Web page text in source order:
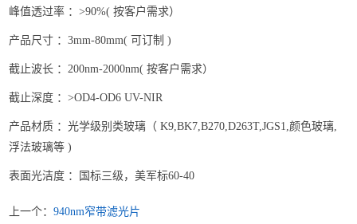
峰值透过率 ：>90%( 按客户需求）
产品尺寸 ：3mm-80mm( 可订制 )
截止波长 ：200nm-2000nm( 按客户需求）
截止深度 ：>OD4-OD6 UV-NIR
产品材质 ：光学级别类玻璃（ K9,BK7,B270,D263T,JGS1,颜色玻璃,
浮法玻璃等 )
表面光洁度 ：国标三级，美军标60-40
上一个：940nm窄带滤光片